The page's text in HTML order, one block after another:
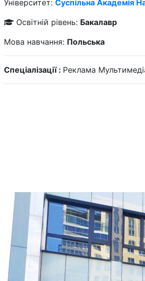
Університет: Суспільна Академія
Освітній рівень: Бакалавр
Мова навчання: Польська
Спеціалізації : Реклама